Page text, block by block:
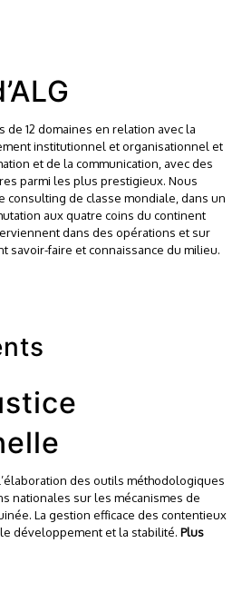
12 domaines en relation avec la
institutionnel et organisationnel et
et de la communication, avec des
parmi les plus prestigieux. Nous
de classe mondiale, dans un
aux quatre coins du continent
dans des opérations et sur
savoir-faire et connaissance du milieu.
des outils méthodologiques
nationales sur les mécanismes de
La gestion efficace des contentieux
développement et la stabilité. Plus